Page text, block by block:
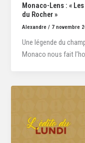
Monaco-Lens : «
du Rocher »
Alexandre/ 7 novembre
Une légende du
Monaco nous fait